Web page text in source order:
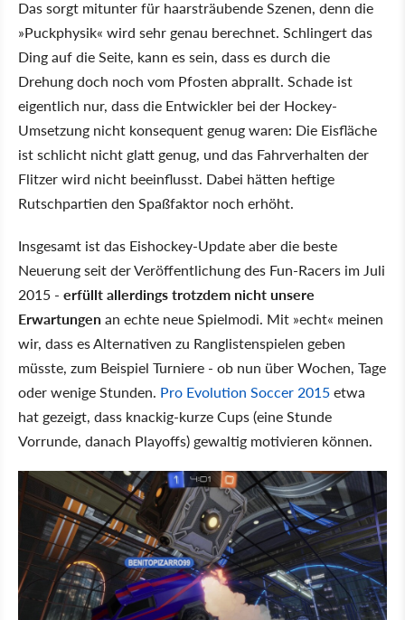
Das sorgt mitunter für haarsträubende Szenen, denn die
»Puckphysik« wird sehr genau berechnet. Schlingert das
Ding auf die Seite, kann es sein, dass es durch die
Drehung doch noch vom Pfosten abprallt. Schade ist
eigentlich nur, dass die Entwickler bei der Hockey-
Umsetzung nicht konsequent genug waren: Die Eisfläche
ist schlicht nicht glatt genug, und das Fahrverhalten der
Flitzer wird nicht beeinflusst. Dabei hätten heftige
Rutschpartien den Spaßfaktor noch erhöht.
Insgesamt ist das Eishockey-Update aber die beste
Neuerung seit der Veröffentlichung des Fun-Racers im Juli
2015 - erfüllt allerdings trotzdem nicht unsere
Erwartungenan echte neue Spielmodi. Mit »echt« meinen
wir, dass es Alternativen zu Ranglistenspielen geben
müsste, zum Beispiel Turniere - ob nun über Wochen, Tage
oder wenige Stunden. Pro Evolution Soccer 2015etwa
hat gezeigt, dass knackig-kurze Cups (eine Stunde
Vorrunde, danach Playoffs) gewaltig motivieren können.